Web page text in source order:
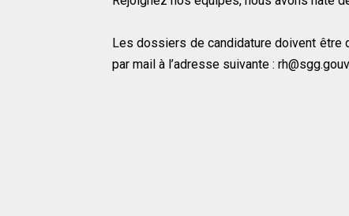
Les dossiers de candidature doivent être
par mail à l’adresse suivante :